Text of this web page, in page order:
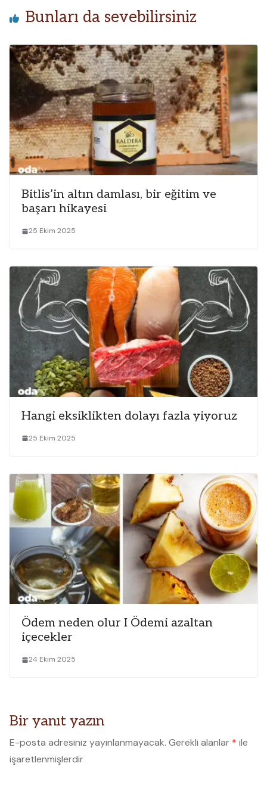
Bunları da sevebilirsiniz
Bitlis’in altın damlası, bir eğitim ve
başarı hikayesi
25 Ekim 2025
Hangi eksiklikten dolayı fazla yiyoruz
25 Ekim 2025
Ödem neden olur I Ödemi azaltan
içecekler
24 Ekim 2025
Bir yanıt yazın
E-posta adresiniz yayınlanmayacak. Gerekli alanlar * ile
işaretlenmişlerdir